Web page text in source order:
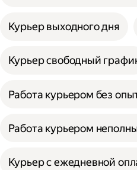
Курьер выходного дня
Курьер свободный
Работа курьером без
Работа курьером
Курьер с ежедневной